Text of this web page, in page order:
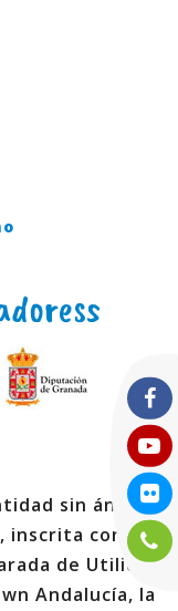
sin ánimo
inscrita con el
de Utilidad
Andalucía, la